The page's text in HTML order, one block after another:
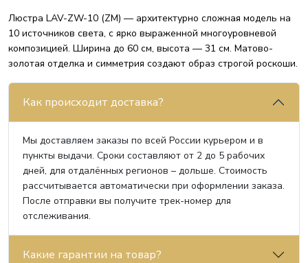
Люстра LAV-ZW-10 (ZM) — архитектурно сложная модель на
10 источников света, с ярко выраженной многоуровневой
композицией. Ширина до 60 см, высота — 31 см. Матово-
золотая отделка и симметрия создают образ строгой роскоши.
Как происходит доставка?
Мы доставляем заказы по всей России курьером и в
пункты выдачи. Сроки составляют от 2 до 5 рабочих
дней, для отдалённых регионов – дольше. Стоимость
рассчитывается автоматически при оформлении заказа.
После отправки вы получите трек-номер для
отслеживания.
Какие гарантии на товар?